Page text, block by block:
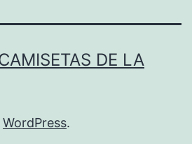
DE LA
WordPress.